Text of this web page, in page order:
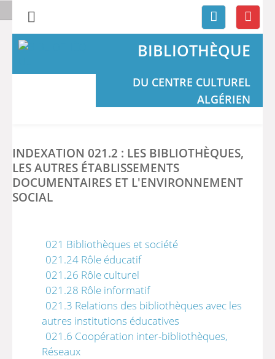
BIBLIOTHÈQUE
DU CENTRE CULTUREL
ALGÉRIEN
INDEXATION 021.2 : LES BIBLIOTHÈQUES,
LES AUTRES ÉTABLISSEMENTS
DOCUMENTAIRES ET L'ENVIRONNEMENT
SOCIAL
021 Bibliothèques et société
021.24 Rôle éducatif
021.26 Rôle culturel
021.28 Rôle informatif
021.3 Relations des bibliothèques avec les
autres institutions éducatives
021.6 Coopération inter-bibliothèques,
Réseaux